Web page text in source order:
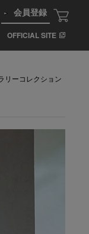
OFFICIAL SITE
会員登録
リーコレクション